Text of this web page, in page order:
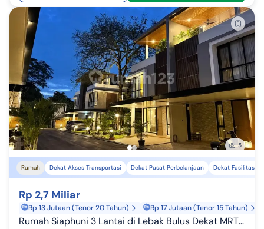
5
Rumah Dekat Akses Transportasi Dekat Pusat Perbelanjaan Dekat Fasilitas
Rp 2,7 Miliar
Rp 13 Jutaan (Tenor 20 Tahun) Rp 17 Jutaan (Tenor 15 Tahun)
Rumah Siaphuni 3 Lantai di Lebak Bulus Dekat MRT Tol Clustermewah